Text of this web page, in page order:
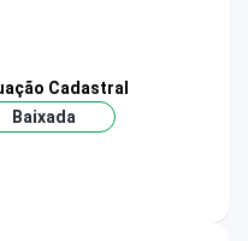
Cadastral
Baixada